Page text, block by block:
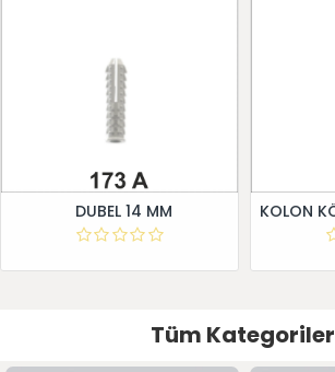
DUBEL 14 MM
Tüm Kategoriler